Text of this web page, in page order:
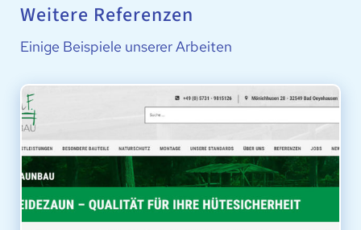
Weitere Referenzen
Einige Beispiele unserer Arbeiten
WEIDEZAUN-BAU / ZAUN CENTER BAD OEYNHAUSEN